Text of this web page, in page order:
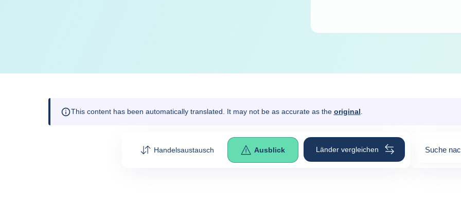
This content has been automatically translated. It may not be as accurate as the original
Handelsaustausch Ausblick Länder vergleichen Suche